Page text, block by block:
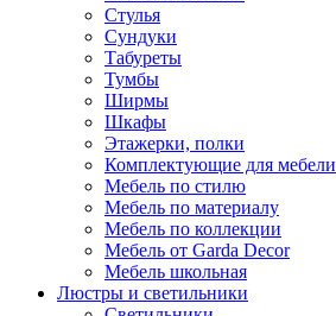
Стулья
Сундуки
Табуреты
Тумбы
Ширмы
Шкафы
Этажерки, полки
Комплектующие для мебели
Мебель по стилю
Мебель по материалу
Мебель по коллекции
Мебель от Garda Decor
Мебель школьная
Люстры и светильники